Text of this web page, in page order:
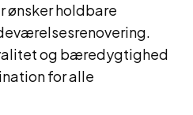
ønsker holdbare
og bæredygtighed
for alle